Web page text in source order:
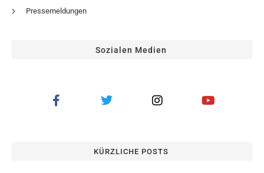
Pressemeldungen
Sozialen Medien
KÜRZLICHE POSTS